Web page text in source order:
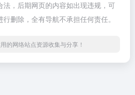
法，后期网页的内容如出现违规，可
删除，全有导航不承担任何责任。
的网络站点资源收集与分享！